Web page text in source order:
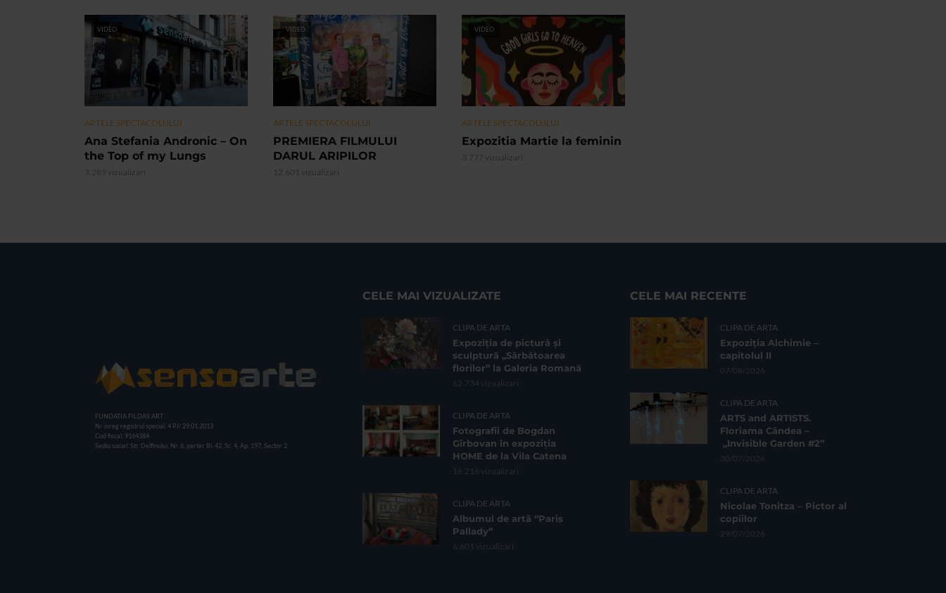
VIDEO
ARTELE SPECTACOLULUI
Ana Stefania Andronic – On
the Top of my Lungs
3.289 vizualizari
VIDEO
ARTELE SPECTACOLULUI
PREMIERA FILMULUI
DARUL ARIPILOR
12.601 vizualizari
VIDEO
ARTELE SPECTACOLULUI
Expozitia Martie la feminin
3.777 vizualizari
FUNDATIA FILDAS ART
Nr inreg registrul special: 4 PJ/ 29.01.2013
Cod fiscal: 9164384
Sediu social: Str. Delfinului, Nr. 6, parter Bl. 42, Sc. 4, Ap. 197, Sector 2
CELE MAI VIZUALIZATE
CLIPA DE ARTA
Expoziția de pictură și
sculptură „Sărbătoarea
florilor” la Galeria Romană
62.734 vizualizari
CLIPA DE ARTA
Fotografii de Bogdan
Gîrbovan în expoziția
HOME de la Vila Catena
16.216 vizualizari
CLIPA DE ARTA
Albumul de artă “Paris
Pallady”
6.601 vizualizari
CELE MAI RECENTE
CLIPA DE ARTA
Expoziția Alchimie –
capitolul II
07/08/2026
CLIPA DE ARTA
ARTS and ARTISTS.
Floriama Cândea –
„Invisible Garden #2”
30/07/2026
CLIPA DE ARTA
Nicolae Tonitza – Pictor al
copiilor
29/07/2026